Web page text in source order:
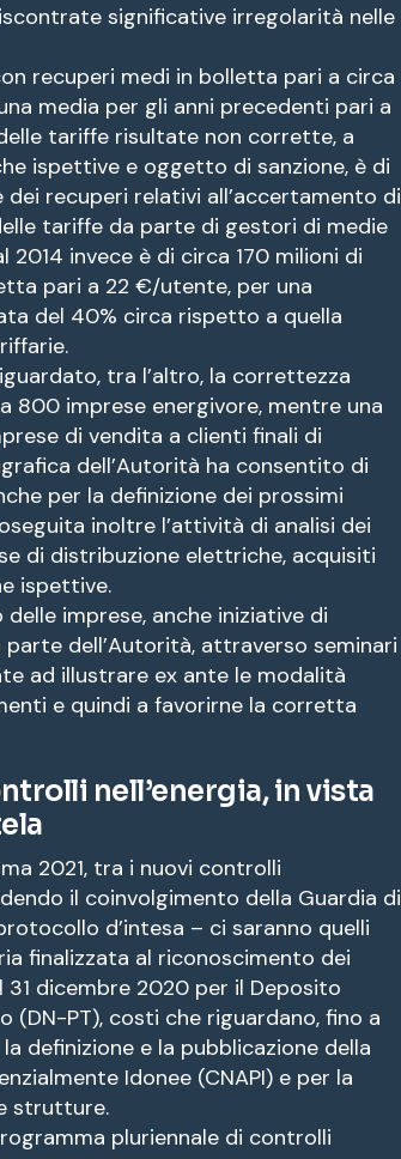
significative irregolarità nelle
recuperi medi in bolletta pari a circa
media per gli anni precedenti pari a
tariffe risultate non corrette, a
ispettive e oggetto di sanzione, è di
recuperi relativi all’accertamento di
tariffe da parte di gestori di medie
2014 invece è di circa 170 milioni di
pari a 22 €/utente, per una
del 40% circa rispetto a quella
tra l’altro, la correttezza
800 imprese energivore, mentre una
di vendita a clienti finali di
dell’Autorità ha consentito di
per la definizione dei prossimi
inoltre l’attività di analisi dei
di distribuzione elettriche, acquisiti
ispettive.
imprese, anche iniziative di
dell’Autorità, attraverso seminari
ad illustrare ex ante le modalità
e quindi a favorirne la corretta
nell’energia, in vista
2021, tra i nuovi controlli
il coinvolgimento della Guardia di
d’intesa – ci saranno quelli
finalizzata al riconoscimento dei
dicembre 2020 per il Deposito
(DN-PT), costi che riguardano, fino a
definizione e la pubblicazione della
Idonee (CNAPI) e per la
strutture.
pluriennale di controlli